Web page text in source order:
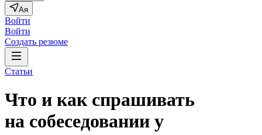
Ая
Войти
Войти
Создать резюме
Статьи
Что и как спрашивать
на собеседовании у